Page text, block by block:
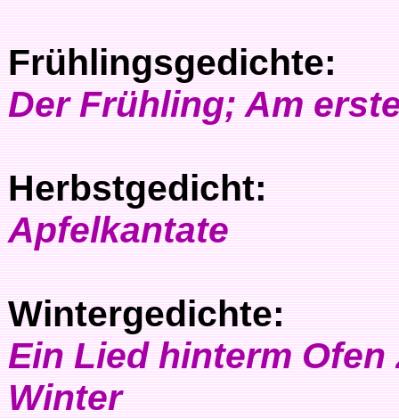
Frühlingsgedichte:
Der Frühling; Am
Herbstgedicht:
Apfelkantate
Wintergedichte:
Ein Lied hinterm Ofen
Winter